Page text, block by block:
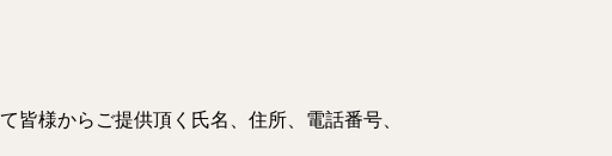
様からご提供頂く氏名、住所、電話番号、